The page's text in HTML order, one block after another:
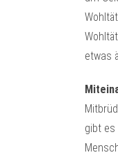
etwas
gibt es